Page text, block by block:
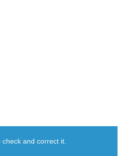
and correct it.